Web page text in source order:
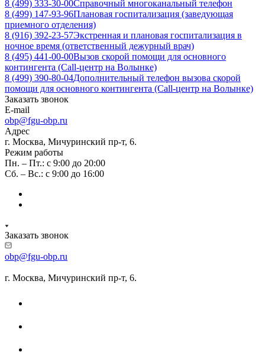
8 (499) 333-30-00Справочный многоканальный телефон
8 (499) 147-93-96Плановая госпитализация (заведующая
приемного отделения)
8 (916) 392-23-57Экстренная и плановая госпитализация в
ночное время (ответственный дежурный врач)
8 (495) 441-00-00Вызов скорой помощи для основного
контингента (Call-центр на Волынке)
8 (499) 390-80-04Дополнительный телефон вызова скорой
помощи для основного контингента (Call-центр на Волынке)
Заказать звонок
E-mail
obp@fgu-obp.ru
Адрес
г. Москва, Мичуринский пр-т, 6.
Режим работы
Пн. – Пт.: с 9:00 до 20:00
Сб. – Вс.: с 9:00 до 16:00
Заказать звонок
obp@fgu-obp.ru
г. Москва, Мичуринский пр-т, 6.